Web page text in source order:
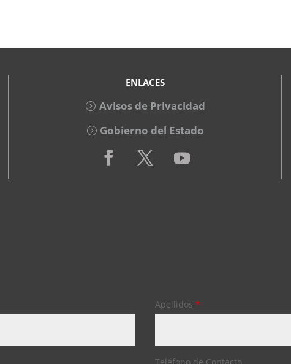
ENLACES
Avisos de Privacidad
Gobierno del Estado
Apellidos*